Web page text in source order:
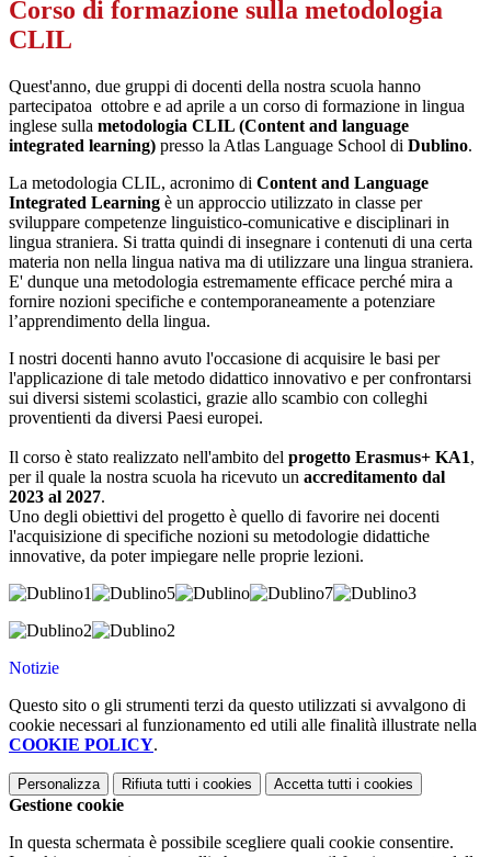
Corso di formazione sulla metodologia
CLIL
Quest'anno, due gruppi di docenti della nostra scuola hanno
partecipatoa ottobre e ad aprile a un corso di formazione in lingua
inglese sulla metodologia CLIL (Content and language
integrated learning) presso la Atlas Language School di Dublino.
La metodologia CLIL, acronimo di Content and Language
Integrated Learning è un approccio utilizzato in classe per
sviluppare competenze linguistico-comunicative e disciplinari in
lingua straniera. Si tratta quindi di insegnare i contenuti di una certa
materia non nella lingua nativa ma di utilizzare una lingua straniera.
E' dunque una metodologia estremamente efficace perché mira a
fornire nozioni specifiche e contemporaneamente a potenziare
l’apprendimento della lingua.
I nostri docenti hanno avuto l'occasione di acquisire le basi per
l'applicazione di tale metodo didattico innovativo e per confrontarsi
sui diversi sistemi scolastici, grazie allo scambio con colleghi
proventienti da diversi Paesi europei.
Il corso è stato realizzato nell'ambito del progetto Erasmus+ KA1,
per il quale la nostra scuola ha ricevuto un accreditamento dal
2023 al 2027.
Uno degli obiettivi del progetto è quello di favorire nei docenti
l'acquisizione di specifiche nozioni su metodologie didattiche
innovative, da poter impiegare nelle proprie lezioni.
Notizie
Questo sito o gli strumenti terzi da questo utilizzati si avvalgono di
cookie necessari al funzionamento ed utili alle finalità illustrate nella
COOKIE POLICY.
Personalizza Rifiuta tutti i cookies Accetta tutti i cookies
Gestione cookie
In questa schermata è possibile scegliere quali cookie consentire.